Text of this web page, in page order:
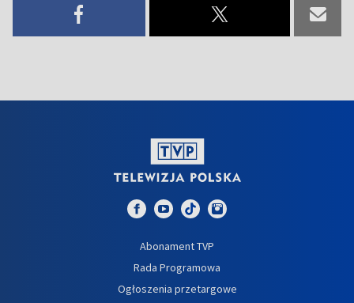
Abonament TVP
Rada Programowa
Ogłoszenia przetargowe